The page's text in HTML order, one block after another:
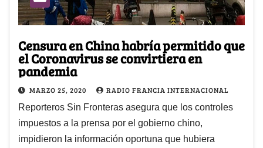
Censura en China habría permitido que
el Coronavirus se convirtiera en
pandemia
MARZO 25, 2020 RADIO FRANCIA INTERNACIONAL
Reporteros Sin Fronteras asegura que los controles
impuestos a la prensa por el gobierno chino,
impidieron la información oportuna que hubiera